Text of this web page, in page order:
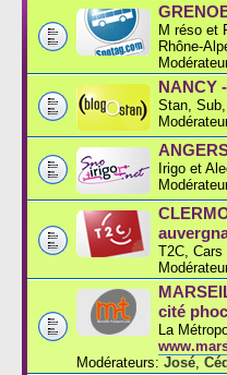
M réso et
Rhône-
NANCY
Stan,
Irigo et
T2C, Cars
cité
La
Modérateurs: José